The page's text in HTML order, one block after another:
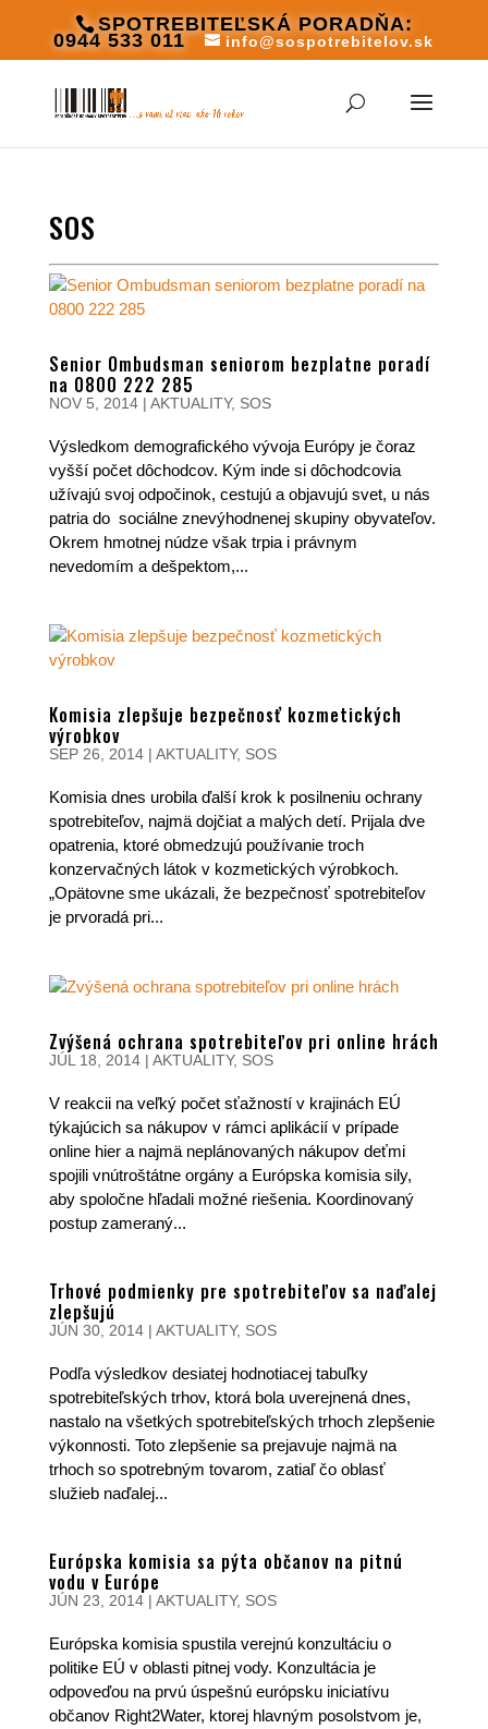
SPOTREBITEĽSKÁ PORADŇA:
0944 533 011 info@sospotrebitelov.sk
SOS
Senior Ombudsman seniorom bezplatne poradí
na 0800 222 285
NOV 5, 2014| AKTUALITY, SOS
Výsledkom demografického vývoja Európy je čoraz
vyšší počet dôchodcov. Kým inde si dôchodcovia
užívajú svoj odpočinok, cestujú a objavujú svet, u nás
patria do sociálne znevýhodnenej skupiny obyvateľov.
Okrem hmotnej núdze však trpia i právnym
nevedomím a dešpektom,...
Komisia zlepšuje bezpečnosť kozmetických
výrobkov
SEP 26, 2014| AKTUALITY, SOS
Komisia dnes urobila ďalší krok k posilneniu ochrany
spotrebiteľov, najmä dojčiat a malých detí. Prijala dve
opatrenia, ktoré obmedzujú používanie troch
konzervačných látok v kozmetických výrobkoch.
„Opätovne sme ukázali, že bezpečnosť spotrebiteľov
je prvoradá pri...
Zvýšená ochrana spotrebiteľov pri online hrách
JÚL 18, 2014| AKTUALITY, SOS
V reakcii na veľký počet sťažností v krajinách EÚ
týkajúcich sa nákupov v rámci aplikácií v prípade
online hier a najmä neplánovaných nákupov deťmi
spojili vnútroštátne orgány a Európska komisia sily,
aby spoločne hľadali možné riešenia. Koordinovaný
postup zameraný...
Trhové podmienky pre spotrebiteľov sa naďalej
zlepšujú
JÚN 30, 2014| AKTUALITY, SOS
Podľa výsledkov desiatej hodnotiacej tabuľky
spotrebiteľských trhov, ktorá bola uverejnená dnes,
nastalo na všetkých spotrebiteľských trhoch zlepšenie
výkonnosti. Toto zlepšenie sa prejavuje najmä na
trhoch so spotrebným tovarom, zatiaľ čo oblasť
služieb naďalej...
Európska komisia sa pýta občanov na pitnú
vodu v Európe
JÚN 23, 2014| AKTUALITY, SOS
Európska komisia spustila verejnú konzultáciu o
politike EÚ v oblasti pitnej vody. Konzultácia je
odpoveďou na prvú úspešnú európsku iniciatívu
občanov Right2Water, ktorej hlavným posolstvom je,